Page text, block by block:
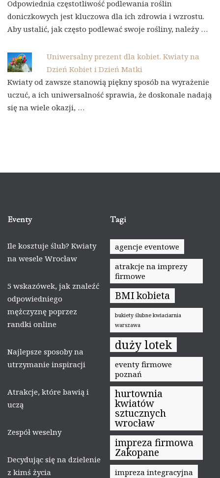
Odpowiednia częstotliwość podlewania roślin
doniczkowych jest kluczowa dla ich zdrowia i wzrostu.
Aby ustalić, jak często podlewać swoje rośliny, należy …
Uniwersalny prezent dla kobiet. Kwiaty na
Dzień Kobiet i Dzień Matki
Kwiaty od zawsze stanowią piękny sposób na wyrażenie
uczuć, a ich uniwersalność sprawia, że doskonale nadają
się na wiele okazji, …
Eventy
Ile kosztuje ślub? Kwiaty
na wesele Wrocław
5 wskazówek, jak znaleźć
odpowiedniego
mężczyznę poprzez
randki online
Najlepsze sposoby na
utrzymanie inspiracji
Atrakcje, które bawią i
uczą
Zespół weselny
Decydując się na dzielenie
z kimś życia
Tagi
agencje eventowe
atrakcje na imprezy
firmowe
BMI kobieta
bukiety ślubne kwiaciarnia
warszawa
duży lotek
eventy firmowe
poznań
hurtownia
kwiatów
sztucznych
wrocław
impreza firmowa
Zakopane
impreza integracyjna